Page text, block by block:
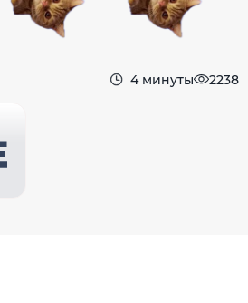
4 минуты 2238